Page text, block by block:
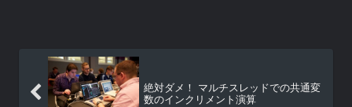
絶対ダメ！ マルチスレッドでの共通変
数のインクリメント演算